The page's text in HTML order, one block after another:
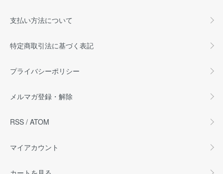
支払い方法について
特定商取引法に基づく表記
プライバシーポリシー
メルマガ登録・解除
RSS / ATOM
マイアカウント